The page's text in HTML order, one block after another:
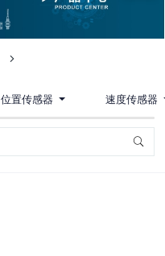
位置传感器 速度传感器